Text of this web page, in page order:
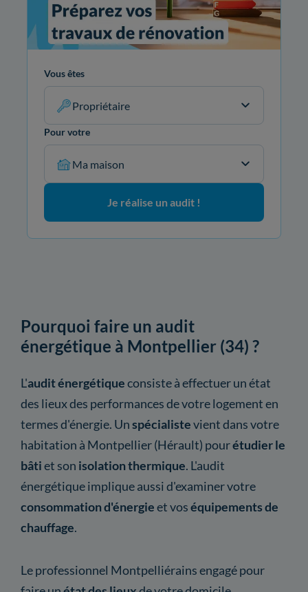
Vous êtes
Propriétaire
Pour votre
Ma maison
Je réalise un audit !
Pourquoi faire un audit
énergétique à Montpellier (34) ?
L'audit énergétiqueconsiste à effectuer un état
des lieux des performances de votre logement en
termes d'énergie. Unspécialistevient dans votre
habitation à Montpellier (Hérault) pourétudier le
bâtiet son isolation thermique. L'audit
énergétique implique aussi d'examiner votre
consommation d'énergieet voséquipements de
chauffage.
Le professionnel Montpelliérains engagé pour